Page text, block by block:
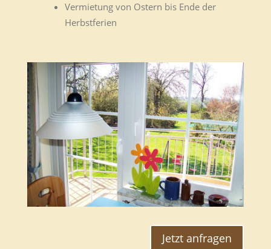
Vermietung von Ostern bis Ende der
Herbstferien
Jetzt anfragen